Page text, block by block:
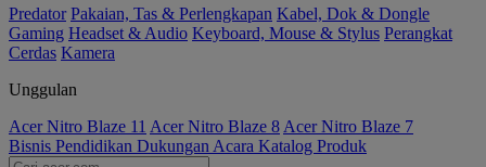
Predator Pakaian, Tas & Perlengkapan Kabel, Dok & Dongle
Gaming Headset & Audio Keyboard, Mouse & Stylus Perangkat
Cerdas Kamera
Unggulan
Acer Nitro Blaze 11 Acer Nitro Blaze 8 Acer Nitro Blaze 7
Bisnis Pendidikan Dukungan Acara Katalog Produk